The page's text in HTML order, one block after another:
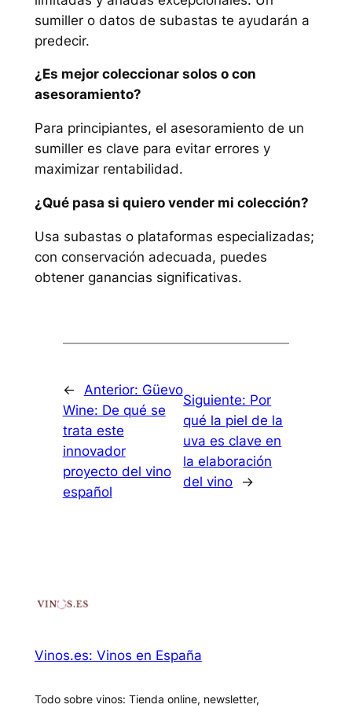
sumiller o datos de subastas te ayudarán a
predecir.
¿Es mejor coleccionar solos o con
asesoramiento?
Para principiantes, el asesoramiento de un
sumiller es clave para evitar errores y
maximizar rentabilidad.
¿Qué pasa si quiero vender mi colección?
Usa subastas o plataformas especializadas;
con conservación adecuada, puedes
obtener ganancias significativas.
← Anterior: Güevo
Wine: De qué se
trata este
innovador
proyecto del vino
español
Siguiente: Por
qué la piel de la
uva es clave en
la elaboración
del vino
→
Vinos.es: Vinos en España
Todo sobre vinos: Tienda online, newsletter,